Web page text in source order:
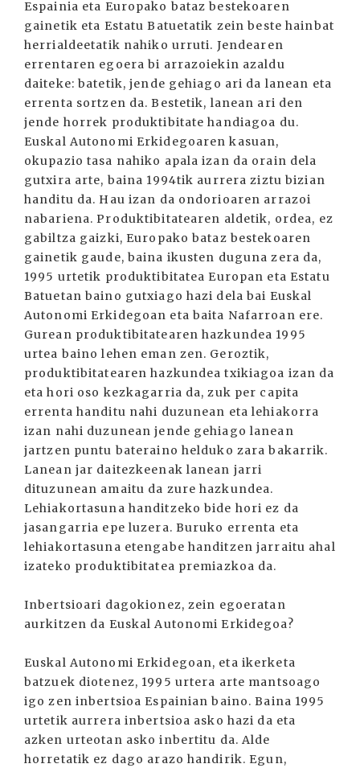
Espainia eta Europako bataz bestekoaren
gainetik eta Estatu Batuetatik zein beste hainbat
herrialdeetatik nahiko urruti. Jendearen
errentaren egoera bi arrazoiekin azaldu
daiteke: batetik, jende gehiago ari da lanean eta
errenta sortzen da. Bestetik, lanean ari den
jende horrek produktibitate handiagoa du.
Euskal Autonomi Erkidegoaren kasuan,
okupazio tasa nahiko apala izan da orain dela
gutxira arte, baina 1994tik aurrera ziztu bizian
handitu da. Hau izan da ondorioaren arrazoi
nabariena. Produktibitatearen aldetik, ordea, ez
gabiltza gaizki, Europako bataz bestekoaren
gainetik gaude, baina ikusten duguna zera da,
1995 urtetik produktibitatea Europan eta Estatu
Batuetan baino gutxiago hazi dela bai Euskal
Autonomi Erkidegoan eta baita Nafarroan ere.
Gurean produktibitatearen hazkundea 1995
urtea baino lehen eman zen. Geroztik,
produktibitatearen hazkundea txikiagoa izan da
eta hori oso kezkagarria da, zuk per capita
errenta handitu nahi duzunean eta lehiakorra
izan nahi duzunean jende gehiago lanean
jartzen puntu bateraino helduko zara bakarrik.
Lanean jar daitezkeenak lanean jarri
dituzunean amaitu da zure hazkundea.
Lehiakortasuna handitzeko bide hori ez da
jasangarria epe luzera. Buruko errenta eta
lehiakortasuna etengabe handitzen jarraitu ahal
izateko produktibitatea premiazkoa da.
Inbertsioari dagokionez, zein egoeratan
aurkitzen da Euskal Autonomi Erkidegoa?
Euskal Autonomi Erkidegoan, eta ikerketa
batzuek diotenez, 1995 urtera arte mantsoago
igo zen inbertsioa Espainian baino. Baina 1995
urtetik aurrera inbertsioa asko hazi da eta
azken urteotan asko inbertitu da. Alde
horretatik ez dago arazo handirik. Egun,